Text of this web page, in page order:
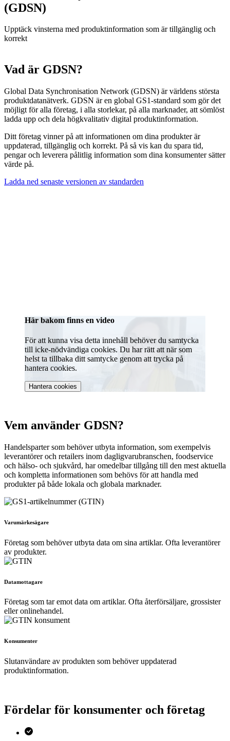
(GDSN)
Upptäck vinsterna med produktinformation som är tillgänglig och
korrekt
Vad är GDSN?
Global Data Synchronisation Network (GDSN) är världens största
produktdatanätverk. GDSN är en global GS1-standard som gör det
möjligt för alla företag, i alla storlekar, på alla marknader, att sömlöst
ladda upp och dela högkvalitativ digital produktinformation.
Ditt företag vinner på att informationen om dina produkter är
uppdaterad, tillgänglig och korrekt. På så vis kan du spara tid,
pengar och leverera pålitlig information som dina konsumenter sätter
värde på.
Ladda ned senaste versionen av standarden
Här bakom finns en video
För att kunna visa detta innehåll behöver du samtycka
till icke-nödvändiga cookies. Du har rätt att när som
helst ta tillbaka ditt samtycke genom att trycka på
hantera cookies.
Hantera cookies
Vem använder GDSN?
Handelsparter som behöver utbyta information, som exempelvis
leverantörer och retailers inom dagligvarubranschen, foodservice
och hälso- och sjukvård, har omedelbar tillgång till den mest aktuella
och kompletta informationen som behövs för att handla med
produkter på både lokala och globala marknader.
Varumärkesägare
Företag som behöver utbyta data om sina artiklar. Ofta leverantörer
av produkter.
Datamottagare
Företag som tar emot data om artiklar. Ofta återförsäljare, grossister
eller onlinehandel.
Konsumenter
Slutanvändare av produkten som behöver uppdaterad
produktinformation.
Fördelar för konsumenter och företag